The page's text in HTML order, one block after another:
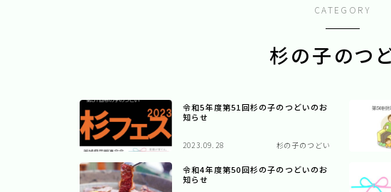
CATEGORY
杉の子のつ
令和5年度第51回杉の子のつどいのお
知らせ
2023.09.28 杉の子のつどい
令和4年度第50回杉の子のつどいのお
知らせ